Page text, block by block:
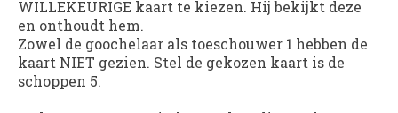
WILLEKEURIGE kaart te kiezen. Hij bekijkt deze
en onthoudt hem.
Zowel de goochelaar als toeschouwer 1 hebben de
kaart NIET gezien. Stel de gekozen kaart is de
schoppen 5.